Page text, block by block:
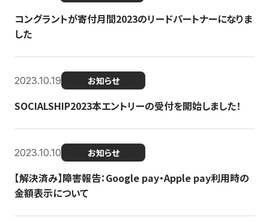
コングラントが寄付月間2023のリードパートナーになりま
した
2023.10.19 お知らせ
SOCIALSHIP2023本エントリーの受付を開始しました！
2023.10.10 お知らせ
【解決済み】障害報告：Google pay・Apple pay利用時の
金額表示について